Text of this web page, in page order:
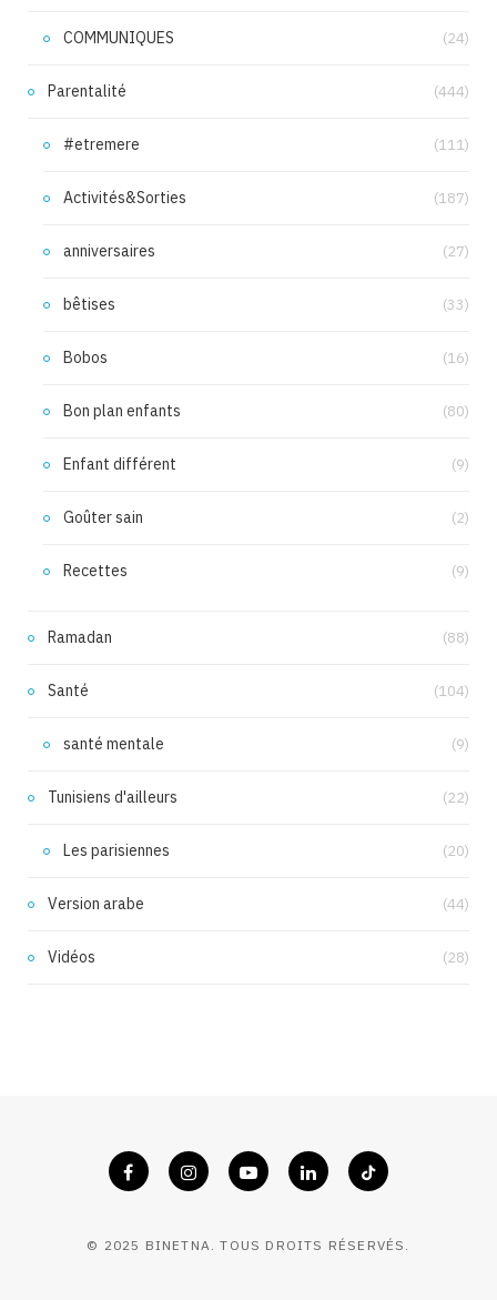
COMMUNIQUES (24)
Parentalité (444)
#etremere (111)
Activités&Sorties (187)
anniversaires (27)
bêtises (33)
Bobos (16)
Bon plan enfants (80)
Enfant différent (9)
Goûter sain (2)
Recettes (9)
Ramadan (88)
Santé (104)
santé mentale (9)
Tunisiens d'ailleurs (22)
Les parisiennes (20)
Version arabe (44)
Vidéos (28)
© 2025 BINETNA. TOUS DROITS RÉSERVÉS.